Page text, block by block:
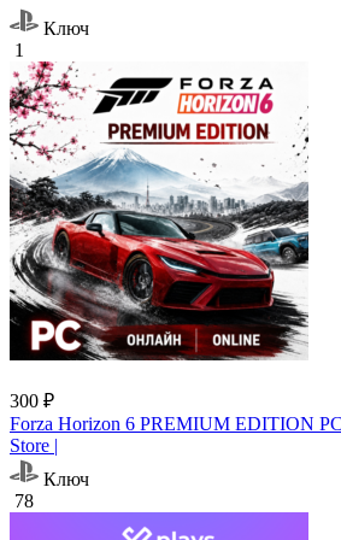
Ключ
1
300 ₽
Forza Horizon 6 PREMIUM EDITION
Store |
Ключ
78